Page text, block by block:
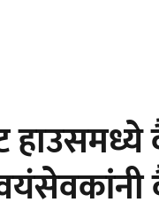
हाउसमध्ये